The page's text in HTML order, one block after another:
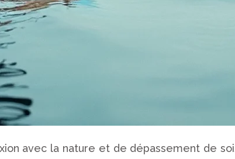
avec la nature et de dépassement de